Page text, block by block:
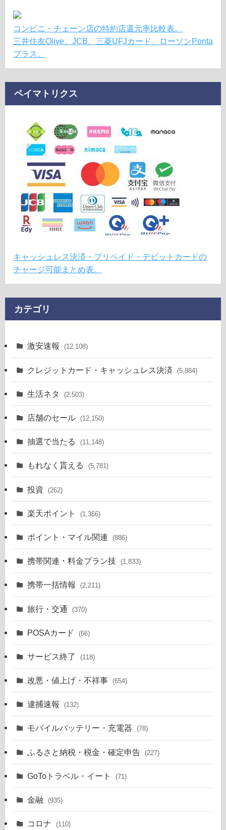
コンビニ・チェーン店の特約店還元率比較表。
三井住友Olive、JCB、三菱UFJカード、ローソンPonta
プラス。
ペイマトリクス
キャッシュレス決済・プリペイド・デビットカードの
チャージ可能まとめ表。
カテゴリ
激安速報 (12,108)
クレジットカード・キャッシュレス決済 (5,884)
生活ネタ (2,503)
店舗のセール (12,150)
抽選で当たる (11,148)
もれなく貰える (5,781)
投資 (262)
楽天ポイント (1,366)
ポイント・マイル関連 (886)
携帯関連・料金プラン技 (1,833)
携帯一括情報 (2,211)
旅行・交通 (370)
POSAカード (66)
サービス終了 (118)
改悪・値上げ・不祥事 (654)
逮捕速報 (132)
モバイルバッテリー・充電器 (78)
ふるさと納税・税金・確定申告 (227)
GoToトラベル・イート (71)
金融 (935)
コロナ (110)